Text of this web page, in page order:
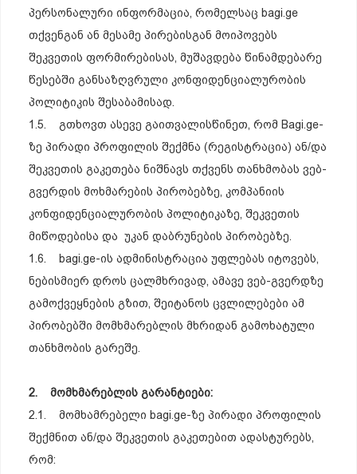
პერსონალური ინფორმაცია, რომელსაც bagi.ge
თქვენგან ან მესამე პირებისგან მოიპოვებს
შეკვეთის ფორმირებისას, მუშავდება წინამდებარე
წესებში განსაზღვრული კონფიდენციალურობის
პოლიტიკის შესაბამისად.
1.5. გთხოვთ ასევე გაითვალისწინეთ, რომ Bagi.ge-
ზე პირადი პროფილის შექმნა (რეგისტრაცია) ან/და
შეკვეთის გაკეთება ნიშნავს თქვენს თანხმობას ვებ-
გვერდის მოხმარების პირობებზე, კომპანიის
კონფიდენციალურობის პოლიტიკაზე, შეკვეთის
მიწოდებისა და უკან დაბრუნების პირობებზე.
1.6. bagi.ge-ის ადმინისტრაცია უფლებას იტოვებს,
ნებისმიერ დროს ცალმხრივად, ამავე ვებ-გვერდზე
გამოქვეყნების გზით, შეიტანოს ცვლილებები ამ
პირობებში მომხმარებლის მხრიდან გამოხატული
თანხმობის გარეშე.
2. მომხმარებლის გარანტიები:
2.1. მომხამრებელი bagi.ge-ზე პირადი პროფილის
შექმნით ან/და შეკვეთის გაკეთებით ადასტურებს,
რომ: